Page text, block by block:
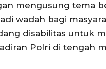
mengusung tema
wadah bagi
disabilitas untuk
Polri di tengah